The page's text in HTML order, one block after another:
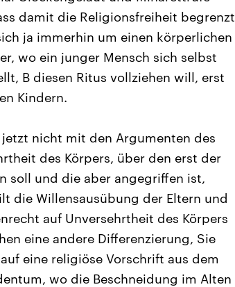
damit die Religionsfreiheit begrenzt
ja immerhin um einen körperlichen
wo ein junger Mensch sich selbst
B diesen Ritus vollziehen will, erst
Kindern.
nicht mit den Argumenten des
des Körpers, über den erst der
soll und die aber angegriffen ist,
die Willensausübung der Eltern und
auf Unversehrtheit des Körpers
eine andere Differenzierung, Sie
eine religiöse Vorschrift aus dem
wo die Beschneidung im Alten